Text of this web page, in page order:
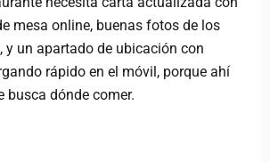
mesa online, buenas fotos de los
y un apartado de ubicación con
rápido en el móvil, porque ahí
busca dónde comer.